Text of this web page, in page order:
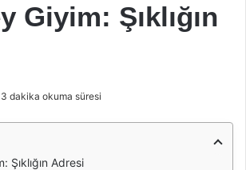
Giyim: Şıklığın
3 dakika okuma süresi
Şıklığın Adresi